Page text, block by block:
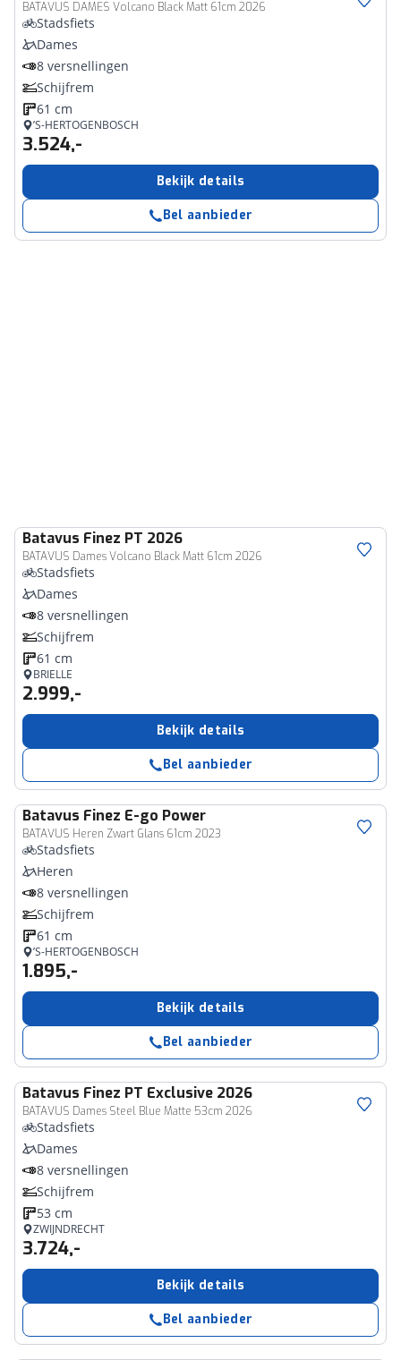
BATAVUS DAMES Volcano Black Matt 61cm 2026
Stadsfiets
Dames
8 versnellingen
Schijfrem
61 cm
’S-HERTOGENBOSCH
3.524,-
Bekijk details
Bel aanbieder
Batavus Finez PT 2026
BATAVUS Dames Volcano Black Matt 61cm 2026
Stadsfiets
Dames
8 versnellingen
Schijfrem
61 cm
BRIELLE
2.999,-
Bekijk details
Bel aanbieder
Batavus Finez E-go Power
BATAVUS Heren Zwart Glans 61cm 2023
Stadsfiets
Heren
8 versnellingen
Schijfrem
61 cm
’S-HERTOGENBOSCH
1.895,-
Bekijk details
Bel aanbieder
Batavus Finez PT Exclusive 2026
BATAVUS Dames Steel Blue Matte 53cm 2026
Stadsfiets
Dames
8 versnellingen
Schijfrem
53 cm
ZWIJNDRECHT
3.724,-
Bekijk details
Bel aanbieder